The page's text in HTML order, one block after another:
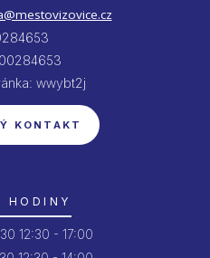
wwybt2j
KONTAKT
HODINY
12:30 - 17:00